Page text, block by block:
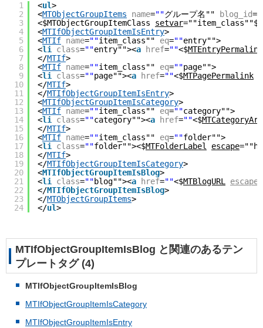
1
2
3
4
5
6
7
8
9
10
11
12
13
14
15
16
17
18
19
20
21
22
23
24
<ul>
<MTObjectGroupItems name=""グループ名"" blog_id=
<$MTObjectGroupItemClass setvar=""item_class""$>
<MTIfObjectGroupItemIsEntry>
<MTIf name=""item_class"" eq=""entry"">
<li class=""entry""><a href=""<$MTEntryPermalink
</MTIf>
<MTIf name=""item_class"" eq=""page"">
<li class=""page""><a href=""<$MTPagePermalink
</MTIf>
</MTIfObjectGroupItemIsEntry>
<MTIfObjectGroupItemIsCategory>
<MTIf name=""item_class"" eq=""category"">
<li class=""category""><a href=""<$
</MTIf>
<MTIf name=""item_class"" eq=""folder"">
<li class=""folder""><$MTFolderLabel escape
</MTIf>
</MTIfObjectGroupItemIsCategory>
<MTIfObjectGroupItemIsBlog>
<li class=""blog""><a href=""<$MTBlogURL escape
</MTIfObjectGroupItemIsBlog>
</MTObjectGroupItems>
</ul>
MTIfObjectGroupItemIsBlog と関連のあるテン
プレートタグ (4)
MTIfObjectGroupItemIsBlog
MTIfObjectGroupItemIsCategory
MTIfObjectGroupItemIsEntry